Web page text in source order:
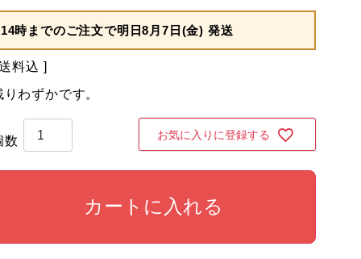
14時までのご注文で明日8月7日(金) 発送
料込
りわずかです。
お気に入りに登録する
カートに入れる